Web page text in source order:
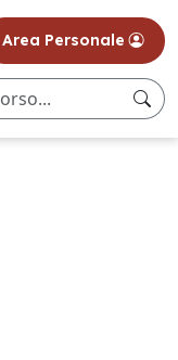
Area Personale